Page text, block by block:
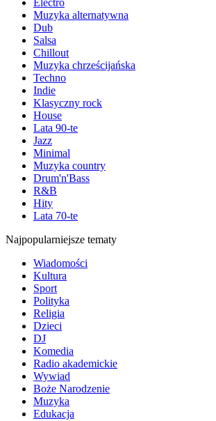
Electro
Muzyka alternatywna
Dub
Salsa
Chillout
Muzyka chrześcijańska
Techno
Indie
Klasyczny rock
House
Lata 90-te
Jazz
Minimal
Muzyka country
Drum'n'Bass
R&B
Hity
Lata 70-te
Najpopularniejsze tematy
Wiadomości
Kultura
Sport
Polityka
Religia
Dzieci
DJ
Komedia
Radio akademickie
Wywiad
Boże Narodzenie
Muzyka
Edukacja